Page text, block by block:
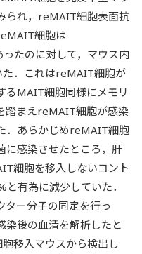
られ，reMAIT細胞表面抗
細胞は
たのに対して，マウス内
た．これはreMAIT細胞が
るMAIT細胞同様にメモリ
踏まえreMAIT細胞が感染
．あらかじめreMAIT細胞
に感染させたところ，肝
細胞を移入しないコント
有為に減少していた．
ター分子の同定を行っ
染後の血清を解析したと
移入マウスから検出し